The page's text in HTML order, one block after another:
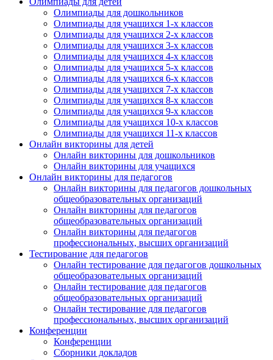
Олимпиады для дошкольников
Олимпиады для учащихся 1-х классов
Олимпиады для учащихся 2-х классов
Олимпиады для учащихся 3-х классов
Олимпиады для учащихся 4-х классов
Олимпиады для учащихся 5-х классов
Олимпиады для учащихся 6-х классов
Олимпиады для учащихся 7-х классов
Олимпиады для учащихся 8-х классов
Олимпиады для учащихся 9-х классов
Олимпиады для учащихся 10-х классов
Олимпиады для учащихся 11-х классов
Онлайн викторины для детей
Онлайн викторины для дошкольников
Онлайн викторины для учащихся
Онлайн викторины для педагогов
Онлайн викторины для педагогов дошкольных
общеобразовательных организаций
Онлайн викторины для педагогов
общеобразовательных организаций
Онлайн викторины для педагогов
профессиональных, высших организаций
Тестирование для педагогов
Онлайн тестирование для педагогов дошкольных
общеобразовательных организаций
Онлайн тестирование для педагогов
общеобразовательных организаций
Онлайн тестирование для педагогов
профессиональных, высших организаций
Конференции
Конференции
Сборники докладов